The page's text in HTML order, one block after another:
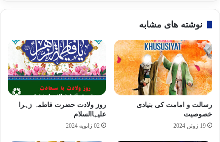
نوشته های مشابه
رسالت و امامت کی بنیادی
خصوصیت
19 ژوئن 2024
روز ولادت حضرت فاطمہ زہرا
علیہاالسلام
02 ژانویه 2024